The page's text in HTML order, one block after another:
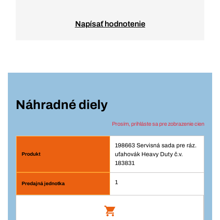
Napísať hodnotenie
Náhradné diely
Prosím, prihláste sa pre zobrazenie cien
198663 Servisná sada pre ráz.
uťahovák Heavy Duty č.v.
183831
1